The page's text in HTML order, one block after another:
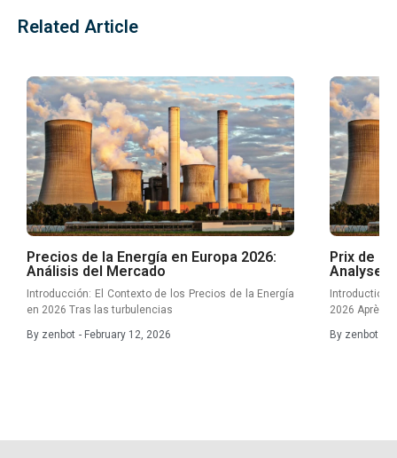
Related Article
Precios de la Energía en Europa 2026:
Análisis del Mercado
Introducción: El Contexto de los Precios de la Energía
en 2026 Tras las turbulencias
By zenbot - February 12, 2026
Prix de
Analyse
Introduction
2026 Après
By zenbot